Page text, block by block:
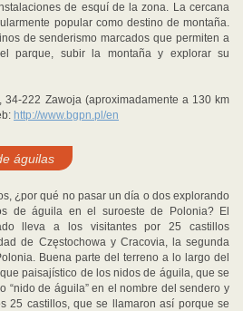
de esquí de la zona. La cercana
popular como destino de montaña.
de senderismo marcados que permiten a
parque, subir la montaña y explorar su
34-222 Zawoja (aproximadamente a 130 km
http://www.bgpn.pl/en
águilas
¿por qué no pasar un día o dos explorando
de águila en el suroeste de Polonia? El
lleva a los visitantes por 25 castillos
de Częstochowa y Cracovia, la segunda
Buena parte del terreno a lo largo del
paisajístico de los nidos de águila, que se
“nido de águila” en el nombre del sendero y
25 castillos, que se llamaron así porque se